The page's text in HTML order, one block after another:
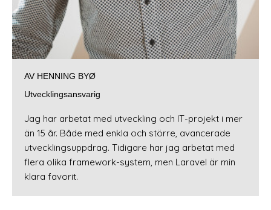
AV HENNING BYØ
Utvecklingsansvarig
Jag har arbetat med utveckling och IT-projekt i mer
än 15 år. Både med enkla och större, avancerade
utvecklingsuppdrag. Tidigare har jag arbetat med
flera olika framework-system, men Laravel är min
klara favorit.